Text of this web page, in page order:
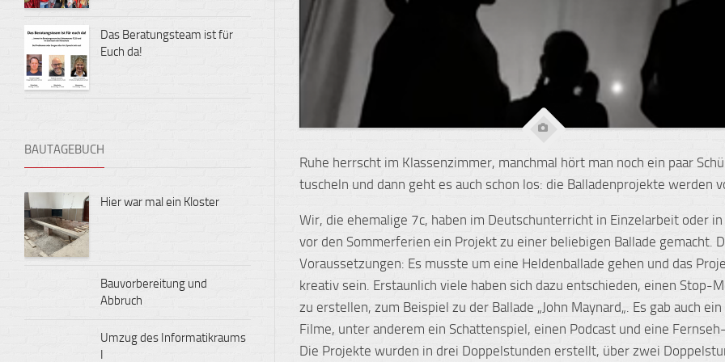
Ruhe herrscht im Klassenzimmer, manchmal hört man noch ein paar
tuscheln und dann geht es auch schon los: die Balladenprojekte werden
Wir, die ehemalige 7c, haben im Deutschunterricht in Einzelarbeit oder in
vor den Sommerferien ein Projekt zu einer beliebigen Ballade gemacht.
Voraussetzungen: Es musste um eine Heldenballade gehen und das
kreativ sein. Erstaunlich viele haben sich dazu entschieden, einen Stop-
zu erstellen, zum Beispiel zu der Ballade „John Maynard„. Es gab auch
Filme, unter anderem ein Schattenspiel, einen Podcast und eine
Die Projekte wurden in drei Doppelstunden erstellt, über zwei
Das Beratungsteam ist für
Euch da!
BAUTAGEBUCH
Hier war mal ein Kloster
Bauvorbereitung und
Abbruch
Umzug des Informatikraums
I